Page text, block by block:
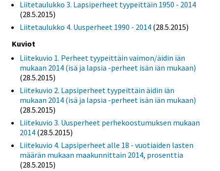
Liitetaulukko 3. Lapsiperheet tyypeittäin 1950 - 2014
(28.5.2015)
Liitetaulukko 4. Uusperheet 1990 - 2014 (28.5.2015)
Kuviot
Liitekuvio 1. Perheet tyypeittäin vaimon/äidin iän
mukaan 2014 (isä ja lapsia -perheet isän iän mukaan)
(28.5.2015)
Liitekuvio 2. Lapsiperheet tyypeittäin äidin iän
mukaan 2014 (isä ja lapsia -perheet isän iän mukaan)
(28.5.2015)
Liitekuvio 3. Uusperheet perhekoostumuksen mukaan
2014 (28.5.2015)
Liitekuvio 4. Lapsiperheet alle 18 - vuotiaiden lasten
määrän mukaan maakunnittain 2014, prosenttia
(28.5.2015)